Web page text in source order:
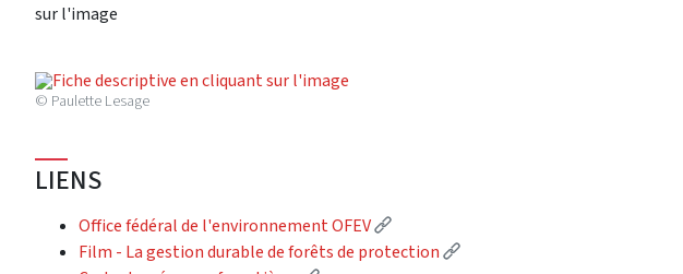
sur l'image
© Paulette Lesage
LIENS
Office fédéral de l'environnement OFEV
(External link)
Film - La gestion durable de forêts de protection
(External link)